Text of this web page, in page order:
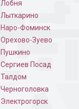
Лобня
Лыткарино
Наро-Фоминск
Орехово-Зуево
Пушкино
Сергиев Посад
Талдом
Черноголовка
Электрогорск